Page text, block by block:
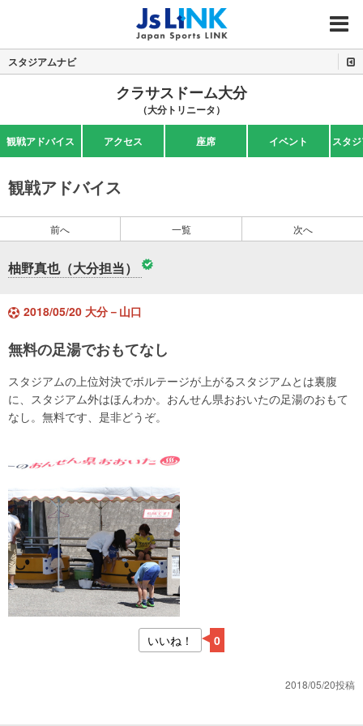
MENU
スタジアムナビ
クラサスドーム大分
（大分トリニータ）
観戦アドバイス アクセス 座席 イベント スタ
観戦アドバイス
前へ 一覧 次へ
柚野真也（大分担当）
2018/05/20 大分－山口
無料の足湯でおもてなし
スタジアムの上位対決でボルテージが上がるスタジアムとは裏腹
に、スタジアム外はほんわか。おんせん県おおいたの足湯のおもて
なし。無料です、是非どうぞ。
いいね！ 0
2018/05/20投稿